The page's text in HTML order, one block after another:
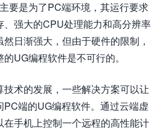
要是为了PC端环境，其运行要求
、强大的CPU处理能力和高分辨率
日渐强大，但由于硬件的限制，
UG编程软件是不可行的。
技术的发展，一些解决方案可以让
PC端的UG编程软件。通过云端虚
在手机上控制一个远程的高性能计